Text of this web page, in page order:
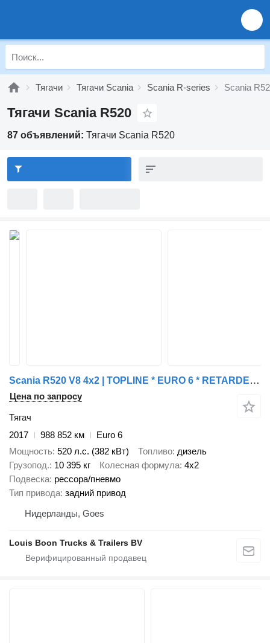
Тягачи Тягачи Scania Scania R-series Scania
Тягачи Scania R520
87 объявлений: Тягачи Scania R520
Scania R520 V8 4x2 | TOPLINE * EURO 6 * RETARDER * 2x FUEL TANK * NL TR
Цена по запросу
Тягач
2017
988 852 км
Euro 6
Мощность 520 л.с. (382 кВт) Топливо дизель
Грузопод. 10 395 кг Колесная формула 4x2
Подвеска рессора/пневмо
Тип привода задний привод
Нидерланды, Goes
Louis Boon Trucks & Trailers BV